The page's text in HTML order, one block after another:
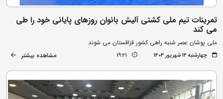
تمرینات تیم ملی کشتی آلیش بانوان روزهای پایانی خود را طی
می کند
ملی پوشان عصر شنبه راهی کشور قزاقستان می شوند
چهارشنبه ۱۴ شهریور ۱۴۰۳ 19:21 مشاهده بیشتر